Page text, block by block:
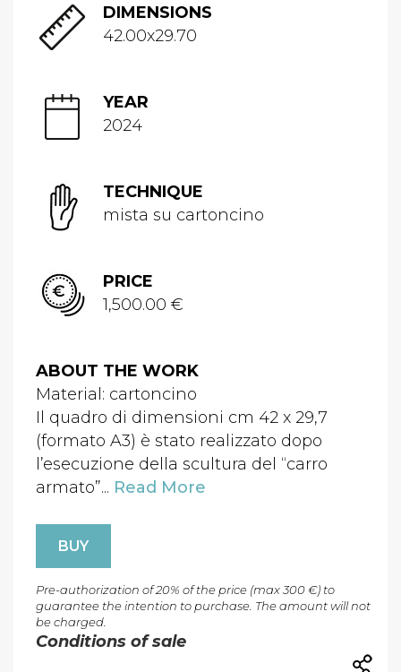
DIMENSIONS
42.00x29.70
YEAR
2024
TECHNIQUE
mista su cartoncino
PRICE
1,500.00 €
ABOUT THE WORK
Material: cartoncino
Il quadro di dimensioni cm 42 x 29,7
(formato A3) è stato realizzato dopo
l’esecuzione della scultura del “carro
armato”... Read More
BUY
Pre-authorization of 20% of the price (max 300 €) to
guarantee the intention to purchase. The amount will not
be charged.
Conditions of sale